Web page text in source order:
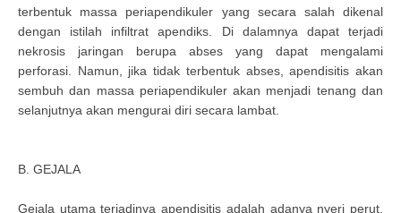
terbentuk massa periapendikuler yang secara salah dikenal
dengan istilah infiltrat apendiks. Di dalamnya dapat terjadi
nekrosis jaringan berupa abses yang dapat mengalami
perforasi. Namun, jika tidak terbentuk abses, apendisitis akan
sembuh dan massa periapendikuler akan menjadi tenang dan
selanjutnya akan mengurai diri secara lambat.
B. GEJALA
Gejala utama terjadinya apendisitis adalah adanya nyeri perut.